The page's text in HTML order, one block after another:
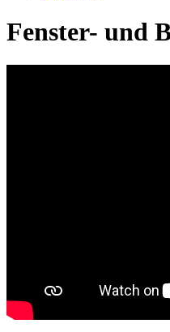
Fenster- und